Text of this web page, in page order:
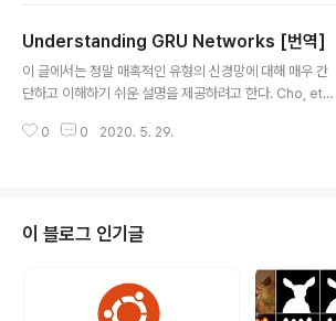
당히 깊어져야 하므로 효율적이지 못하다. 저자는 2000년
대 초반에 소개된 상당히 좋은 성능을 보여주는 노이즈 제
거 필터인 Non-local Means Filter (NLM Filter)에서
보완해 줄 수 있는, 한 번의 연산이 영..
Understanding GRU Networks [번역]
이 글에서는 정말 매혹적인 유형의 신경망에 대해 매우 간
단하고 이해하기 쉬운 설명을 제공하려고 한다. Cho, et a
current neural network의 vanishing gradient pro
Neural Networks에 익숙하지 않은 경우 간단한 소개를
읽는 것이 좋다. LSTM에 대한 이해를 돕기 위해 많은 사
람들이 Christopher Olah의 글을 추천한다. 이 글은 GR
U와 LSTM을 명확히 구분하기 위함이다. How do GR..
0 0 2020. 5. 29.
이 블로그 인기글